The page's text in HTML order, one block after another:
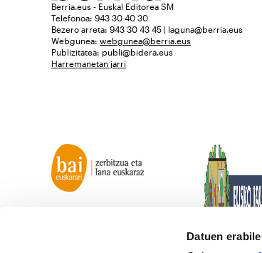
Datuen
Berria.eus - Euskal Editorea SM
Telefonoa: 943 30 40 30
Bezero arreta: 943 30 43 45 | laguna@berria.eus
Webgunea: webgunea@berria.eus
Publizitatea: publi@bidera.eus
Harremanetan jarri